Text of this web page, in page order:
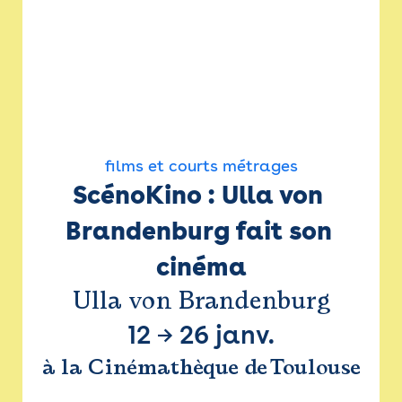
films et courts métrages
ScénoKino : Ulla von
Brandenburg fait son
cinéma
Ulla von Brandenburg
12 → 26 janv.
à la Cinémathèque de Toulouse